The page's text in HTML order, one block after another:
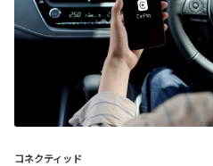
コネクティッド